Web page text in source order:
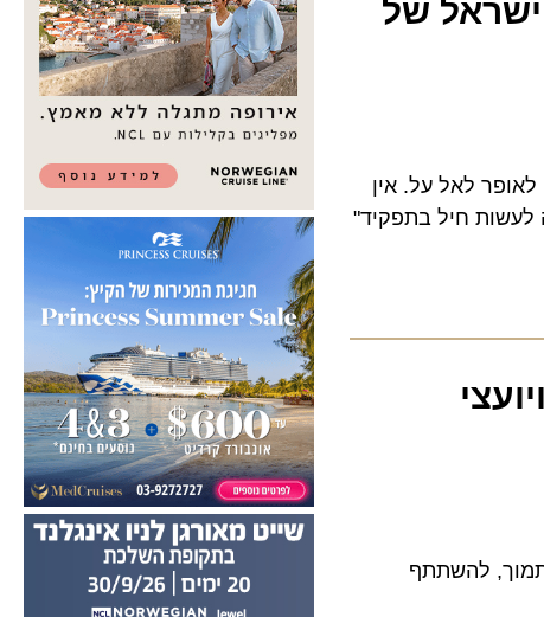
של
לאל על. אין
חיל בתפקיד"
להשתתף